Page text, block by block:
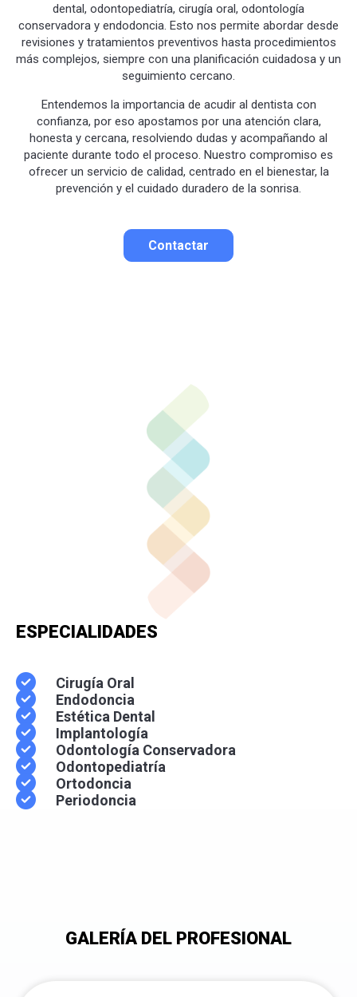
dental, odontopediatría, cirugía oral, odontología
conservadora y endodoncia. Esto nos permite abordar desde
revisiones y tratamientos preventivos hasta procedimientos
más complejos, siempre con una planificación cuidadosa y un
seguimiento cercano.
Entendemos la importancia de acudir al dentista con
confianza, por eso apostamos por una atención clara,
honesta y cercana, resolviendo dudas y acompañando al
paciente durante todo el proceso. Nuestro compromiso es
ofrecer un servicio de calidad, centrado en el bienestar, la
prevención y el cuidado duradero de la sonrisa.
Contactar
ESPECIALIDADES
Cirugía Oral
Endodoncia
Estética Dental
Implantología
Odontología Conservadora
Odontopediatría
Ortodoncia
Periodoncia
GALERÍA DEL PROFESIONAL